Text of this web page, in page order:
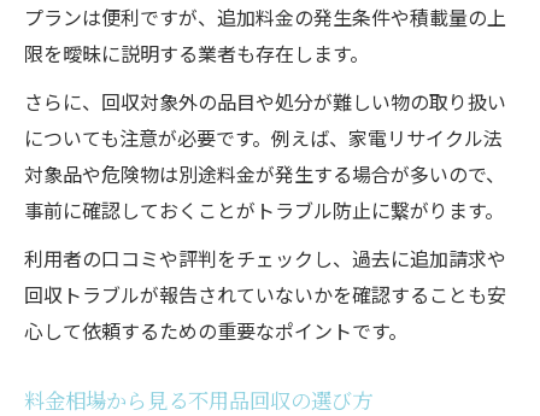
プランは便利ですが、追加料金の発生条件や積載量の上
限を曖昧に説明する業者も存在します。
さらに、回収対象外の品目や処分が難しい物の取り扱い
についても注意が必要です。例えば、家電リサイクル法
対象品や危険物は別途料金が発生する場合が多いので、
事前に確認しておくことがトラブル防止に繋がります。
利用者の口コミや評判をチェックし、過去に追加請求や
回収トラブルが報告されていないかを確認することも安
心して依頼するための重要なポイントです。
料金相場から見る不用品回収の選び方